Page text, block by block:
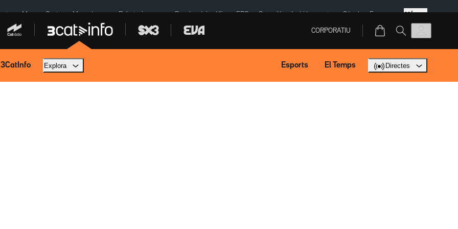
Menors Ceuta Mercabarna Robatoris coure Bombardejos Kíiv ERC SpaceX Isaki Lacuesta Sánchez Europa Més
CORPORATIU
3CatInfo Explora Esports El Temps Directes